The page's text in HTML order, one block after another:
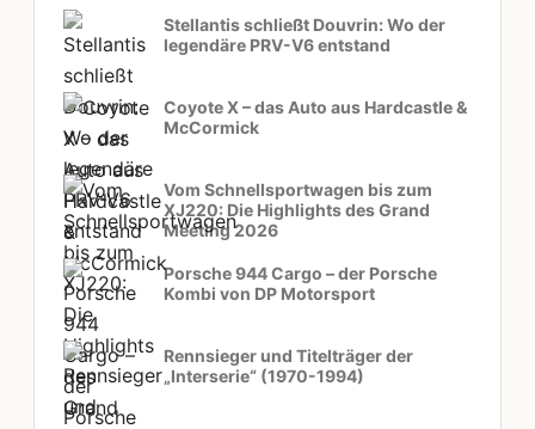
Stellantis schließt Douvrin: Wo der
legendäre PRV-V6 entstand
Coyote X – das Auto aus Hardcastle &
McCormick
Vom Schnellsportwagen bis zum
XJ220: Die Highlights des Grand
Meeting 2026
Porsche 944 Cargo – der Porsche
Kombi von DP Motorsport
Rennsieger und Titelträger der
„Interserie“ (1970-1994)